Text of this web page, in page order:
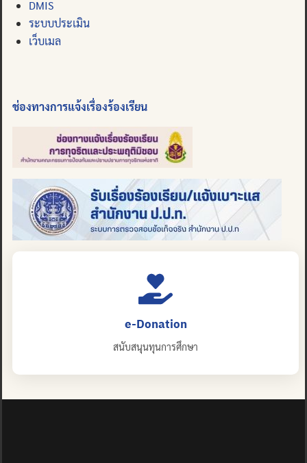
DMIS
ระบบประเมิน
เว็บเมล
ช่องทางการแจ้งเรื่องร้องเรียน
e-Donation
สนับสนุนทุนการศึกษา